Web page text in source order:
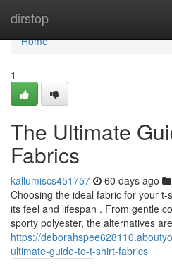
dirstop
Home
Home
1
The Ultimate
Fabrics
kallumiscs451757 60 days ago
Choosing the ideal fabric for your
its feel and lifespan . From gentle
sporty polyester, the alternatives
https://
ultimate-guide-to-t-shirt-fabrics